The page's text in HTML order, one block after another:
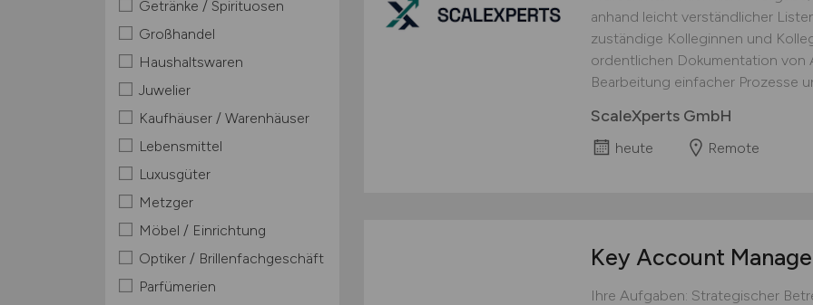
Getränke / Spirituosen
Großhandel
Haushaltswaren
Juwelier
Kaufhäuser / Warenhäuser
Lebensmittel
Luxusgüter
Metzger
Möbel / Einrichtung
Optiker / Brillenfachgeschäft
Parfümerien
anhand leicht verständlicher
zuständige Kolleginnen und
ordentlichen Dokumentation von
Bearbeitung einfacher Prozesse
ScaleXperts GmbH
heute Remote
Key Account
Ihre Aufgaben: Strategischer